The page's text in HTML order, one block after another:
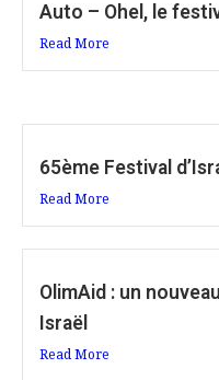
Auto – Ohel, le
Read More
65ème Festival
Read More
OlimAid : un
Israël
Read More